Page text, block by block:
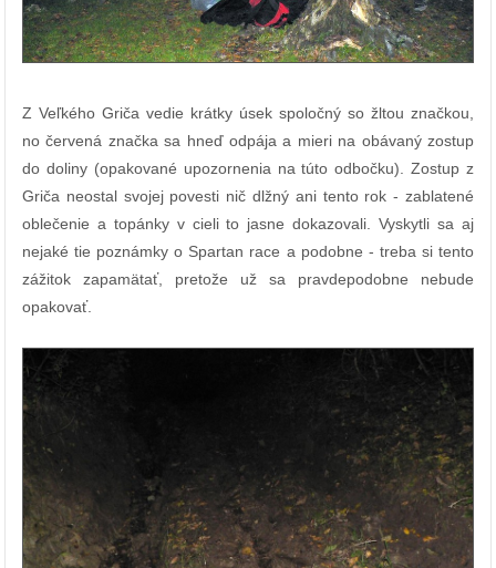
Z Veľkého Griča vedie krátky úsek spoločný so žltou značkou,
no červená značka sa hneď odpája a mieri na obávaný zostup
do doliny (opakované upozornenia na túto odbočku). Zostup z
Griča neostal svojej povesti nič dlžný ani tento rok - zablatené
oblečenie a topánky v cieli to jasne dokazovali. Vyskytli sa aj
nejaké tie poznámky o Spartan race a podobne - treba si tento
zážitok zapamätať, pretože už sa pravdepodobne nebude
opakovať.